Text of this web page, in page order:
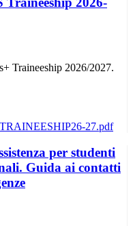
Traineeship 2026/2027.
per studenti
Guida ai contatti